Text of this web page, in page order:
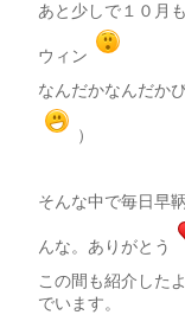
あと少しで１０月
ウィン
なんだかなんだか
）
そんな中で毎日早
んな。ありがとう
この間も紹介した
でいます。